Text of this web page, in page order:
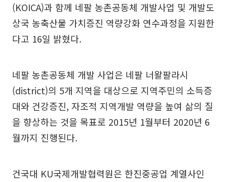
(KOICA)과 함께 네팔 농촌공동체 개발사업 및 개발도
상국 농축산물 가치증진 역량강화 연수과정을 지원한
다고 16일 밝혔다.
네팔 농촌공동체 개발 사업은 네팔 너왈팔라시
(district)의 5개 지역을 대상으로 지역주민의 소득증
대와 건강증진, 자조적 지역개발 역량을 높여 삶의 질
을 향상하는 것을 목표로 2015년 1월부터 2020년 6
월까지 진행된다.
건국대 KU국제개발협력원은 한진중공업 계열사인